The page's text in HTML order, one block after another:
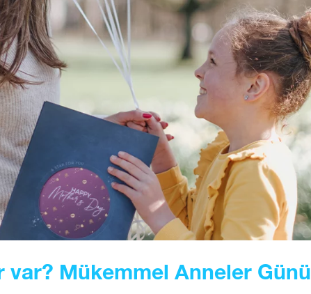
var? Mükemmel Anneler Günü